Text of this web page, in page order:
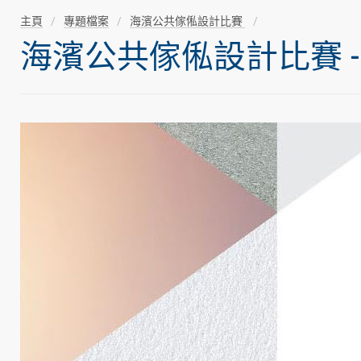
主頁 專題檔案 海濱公共傢俬設計比賽
海濱公共傢俬設計比賽